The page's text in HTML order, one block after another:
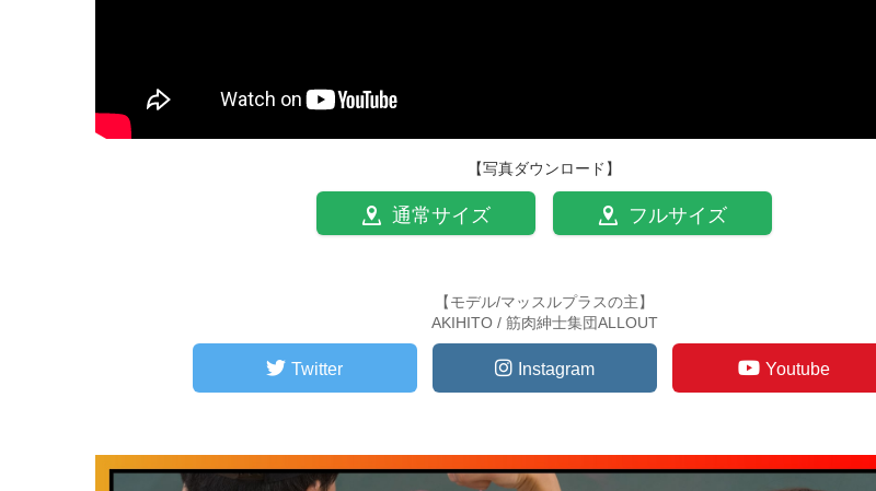
【写真ダウンロード】
通常サイズ フルサイズ
【モデル/マッスルプラスの主】
AKIHITO / 筋肉紳士集団ALLOUT
Twitter Instagram Youtube